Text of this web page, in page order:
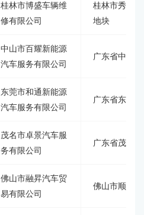
桂林市博盛车辆维
修有限公司
桂林市秀峰
地块
中山市百耀新能源
汽车服务有限公司
广东省中山
东莞市和通新能源
汽车服务有限公司
广东省东莞
茂名市卓景汽车服
务有限公司
广东省茂名
佛山市融昇汽车贸
易有限公司
佛山市顺德